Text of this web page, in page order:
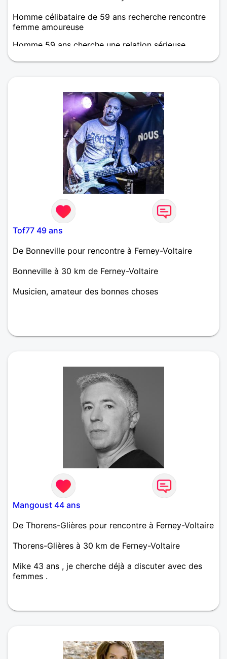
Homme célibataire de 59 ans recherche rencontre
femme amoureuse
Homme 59 ans cherche une relation sérieuse
Tof77 49 ans
De Bonneville pour rencontre à Ferney-Voltaire
Bonneville à 30 km de Ferney-Voltaire
Musicien, amateur des bonnes choses
Mangoust 44 ans
De Thorens-Glières pour rencontre à Ferney-Voltaire
Thorens-Glières à 30 km de Ferney-Voltaire
Mike 43 ans , je cherche déjà a discuter avec des
femmes .